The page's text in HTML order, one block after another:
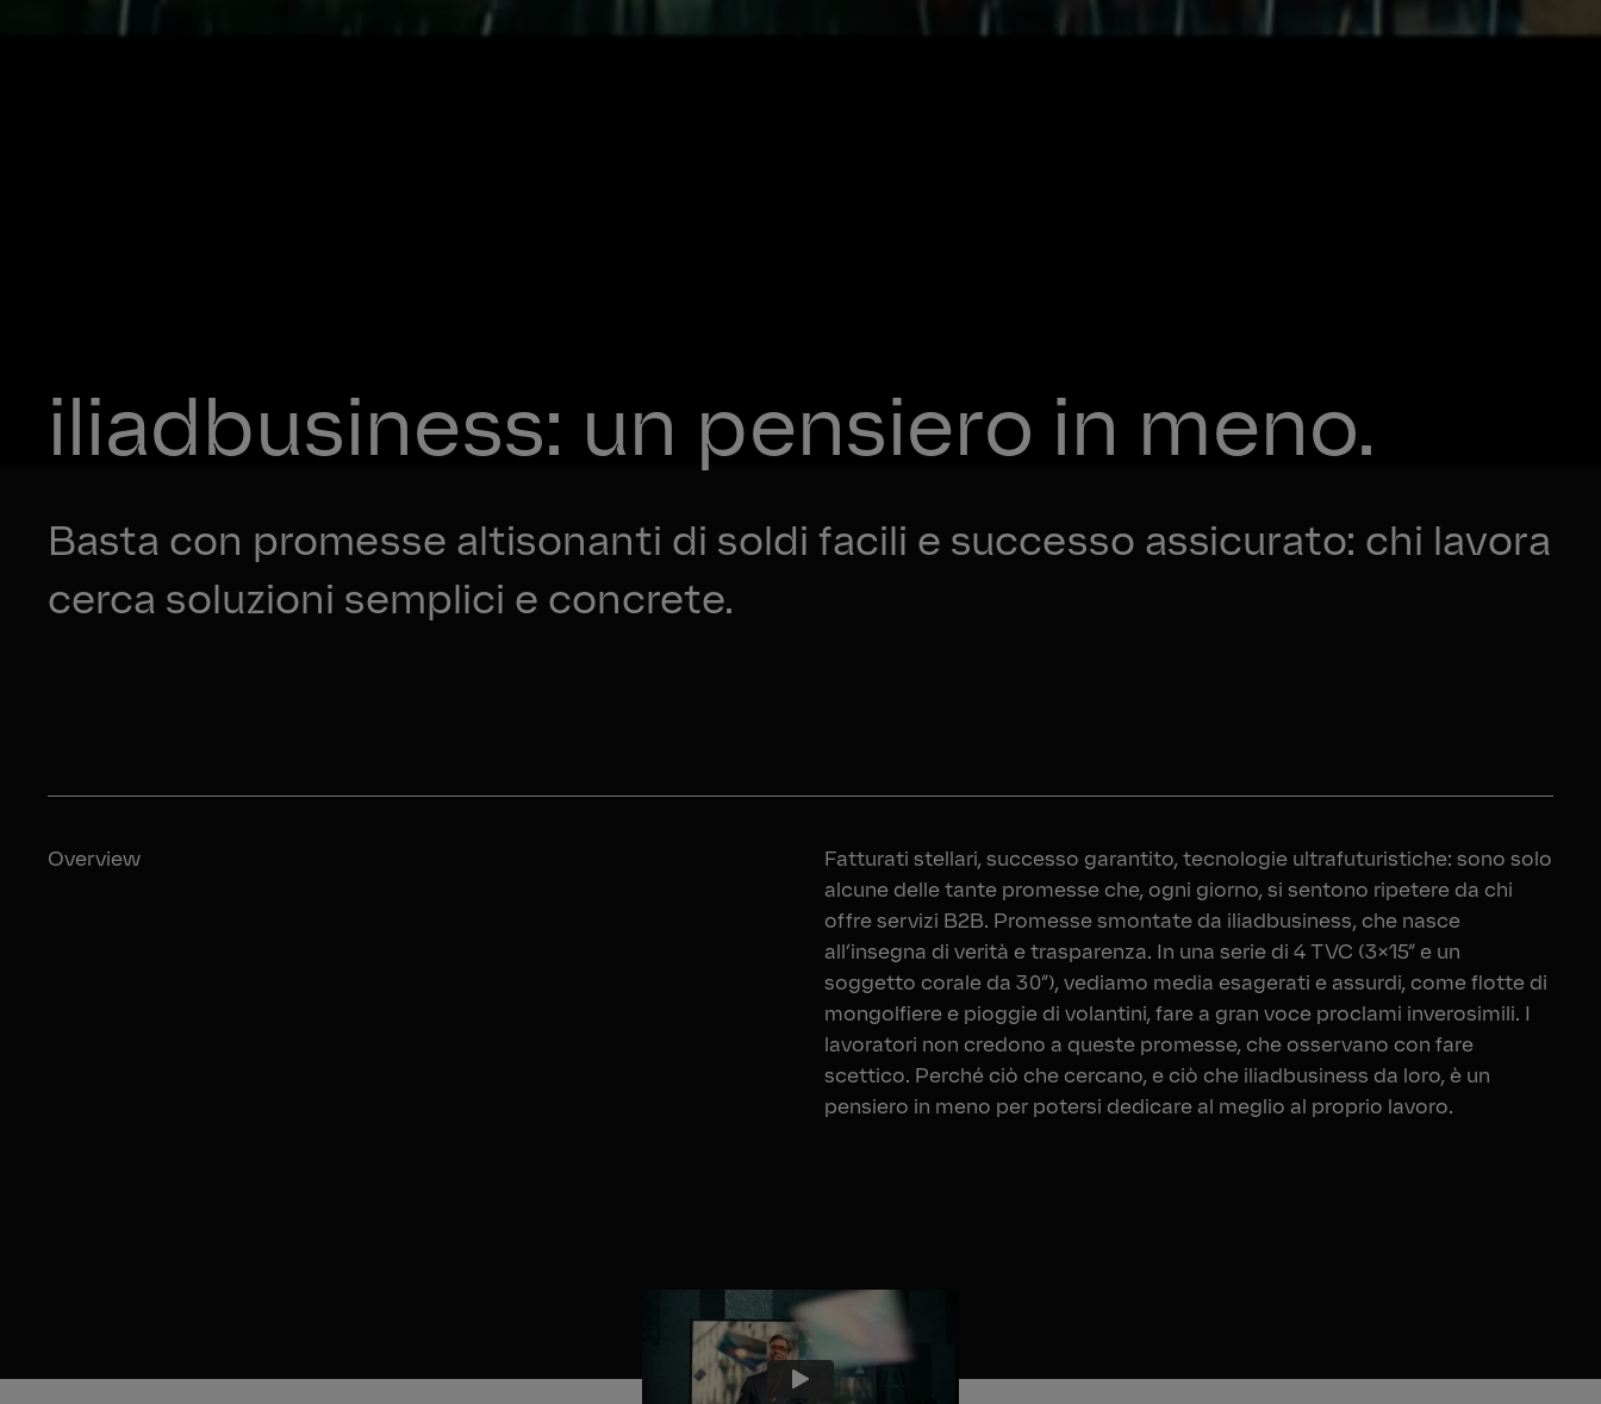
iliadbusiness: un pensiero in meno.
Basta con promesse altisonanti di soldi facili e successo assicurato: chi lavora
cerca soluzioni semplici e concrete.
Overview
Fatturati stellari, successo garantito, tecnologie ultrafuturistiche: sono solo
alcune delle tante promesse che, ogni giorno, si sentono ripetere da chi
offre servizi B2B. Promesse smontate da iliadbusiness, che nasce
all’insegna di verità e trasparenza. In una serie di 4 TVC (3×15” e un
soggetto corale da 30”), vediamo media esagerati e assurdi, come flotte di
mongolfiere e pioggie di volantini, fare a gran voce proclami inverosimili. I
lavoratori non credono a queste promesse, che osservano con fare
scettico. Perché ciò che cercano, e ciò che iliadbusiness da loro, è un
pensiero in meno per potersi dedicare al meglio al proprio lavoro.